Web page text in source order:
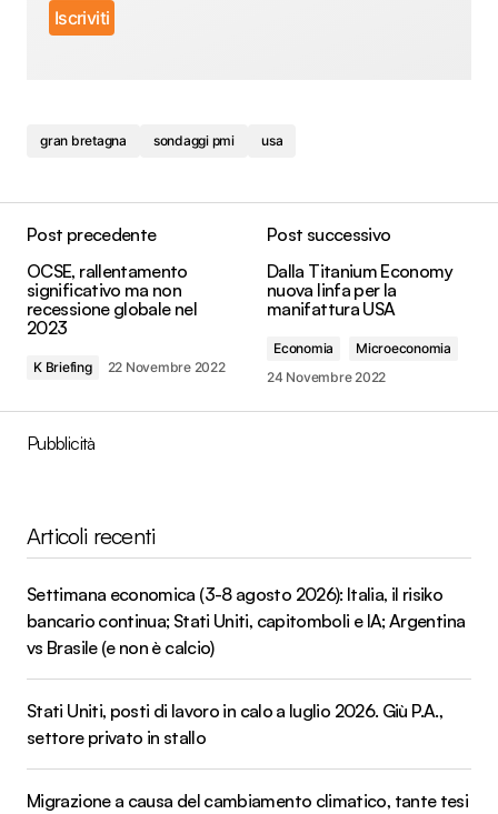
gran bretagna sondaggi pmi usa
Post precedente
OCSE, rallentamento
significativo ma non
recessione globale nel
2023
K Briefing 22 Novembre 2022
Post successivo
Dalla Titanium Economy
nuova linfa per la
manifattura USA
Economia
Microeconomia
24 Novembre 2022
Pubblicità
Articoli recenti
Settimana economica (3-8 agosto 2026): Italia, il risiko
bancario continua; Stati Uniti, capitomboli e IA; Argentina
vs Brasile (e non è calcio)
Stati Uniti, posti di lavoro in calo a luglio 2026. Giù P.A.,
settore privato in stallo
Migrazione a causa del cambiamento climatico, tante tesi